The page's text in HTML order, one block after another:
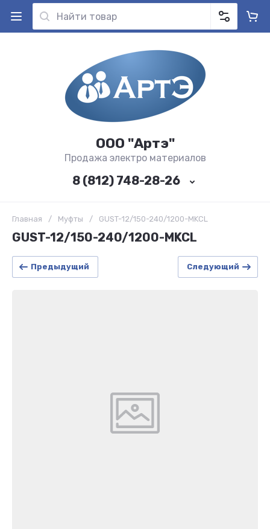
ООО "Артэ"
Продажа электро материалов
8 (812) 748-28-26
Главная / Муфты / GUST-12/150-240/1200-MKCL
GUST-12/150-240/1200-MKCL
Предыдущий Следующий